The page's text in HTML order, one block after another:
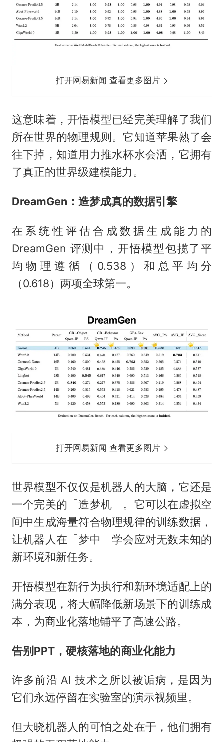
打开网易新闻 查看更多图片
这意味着，开悟模型已经完美理解了我们
所在世界的物理规则。它知道苹果熟了会
往下掉，知道用力推水杯水会洒，它拥有
了真正的世界级建模能力。
DreamGen：造梦成真的数据引擎
在系统性评估合成数据生成能力的
DreamGen 评测中，开悟模型包揽了平
均物理遵循（0.538）和总平均分
（0.618）两项全球第一。
打开网易新闻 查看更多图片
世界模型不仅仅是机器人的大脑，它还是
一个完美的「造梦机」。它可以在虚拟空
间中生成海量符合物理规律的训练数据，
让机器人在「梦中」学会应对无数未知的
新环境和新任务。
开悟模型在新行为执行和新环境适配上的
满分表现，将大幅降低新场景下的训练成
本，为商业化落地铺平了高速公路。
告别PPT，硬核落地的商业化能力
许多前沿 AI 技术之所以被诟病，是因为
它们永远停留在实验室的演示视频里。
但大晓机器人的可怕之处在于，他们拥有